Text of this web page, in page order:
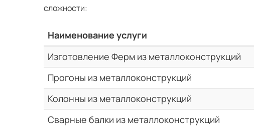
сложности:
Наименование услуги
Изготовление Ферм из металлоконструкций
Прогоны из металлоконструкций
Колонны из металлоконструкций
Сварные балки из металлоконструкций